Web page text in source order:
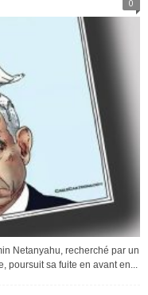
0
Netanyahu, recherché par un
poursuit sa fuite en avant en...